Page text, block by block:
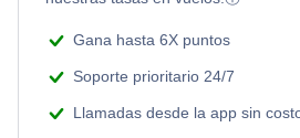
Flights from Nueva York to Estanbul
Adventure Vacations
Gana hasta 6X puntos
Soporte prioritario 24/7
Llamadas desde la app sin